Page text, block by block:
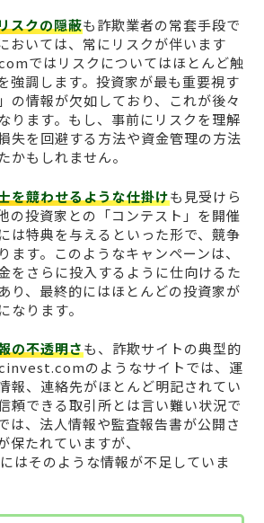
スクの隠蔽も詐欺業者の常套手段で
おいては、常にリスクが伴います
ではリスクについてはほとんど触
強調します。投資家が最も重要視す
の情報が欠如しており、これが後々
ります。もし、事前にリスクを理解
失を回避する方法や資金管理の方法
かもしれません。
を競わせるような仕掛けも見受けら
の投資家との「コンテスト」を開催
は特典を与えるといった形で、競争
ます。このようなキャンペーンは、
をさらに投入するように仕向けるた
り、最終的にはほとんどの投資家が
なります。
の不透明さも、詐欺サイトの典型的
のようなサイトでは、運
報、連絡先がほとんど明記されてい
頼できる取引所とは言い難い状況で
は、法人情報や監査報告書が公開さ
保たれていますが、
そのような情報が不足していま